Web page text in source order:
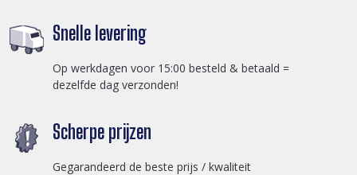
Snelle levering
Op werkdagen voor 15:00 besteld & betaald =
dezelfde dag verzonden!
Scherpe prijzen
Gegarandeerd de beste prijs / kwaliteit